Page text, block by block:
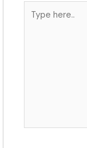
Type
here..